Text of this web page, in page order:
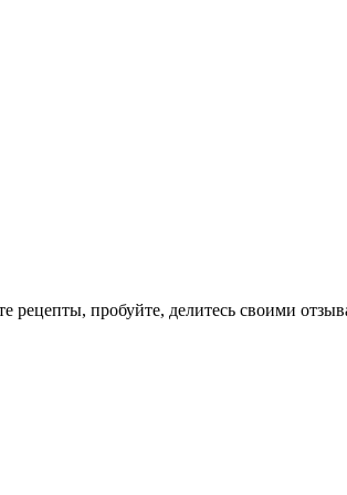
пробуйте, делитесь своими